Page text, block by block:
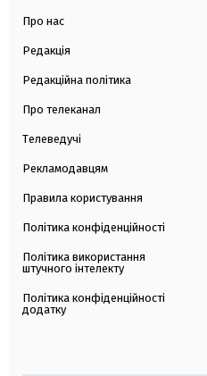
Про нас
Редакція
Редакційна політика
Про телеканал
Телеведучі
Рекламодавцям
Правила користування
Політика конфіденційності
Політика використання
штучного інтелекту
Політика конфіденційності
додатку